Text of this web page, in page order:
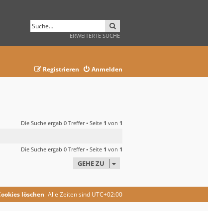
ERWEITERTE SUCHE
Anmelden
Registrieren
Die Suche ergab 0 Treffer • Seite 1 von 1
Die Suche ergab 0 Treffer • Seite 1 von 1
GEHE ZU
Alle Zeiten sind UTC+02:00
löschen